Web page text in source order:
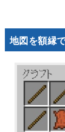
地図を額縁